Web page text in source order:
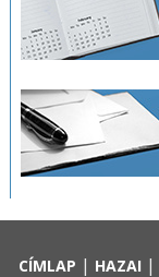
CÍMLAP | HAZAI |